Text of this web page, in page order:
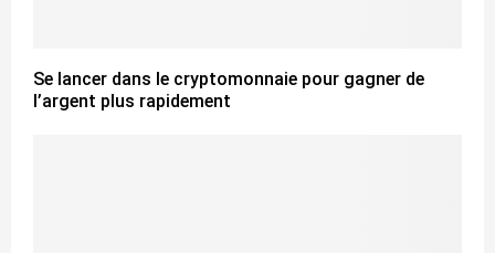
Se lancer dans le cryptomonnaie pour gagner de
l’argent plus rapidement